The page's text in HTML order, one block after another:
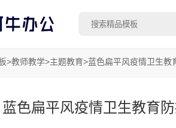
>教师教学>主题教育>蓝色扁平风疫情卫生教
蓝色扁平风疫情卫生教育